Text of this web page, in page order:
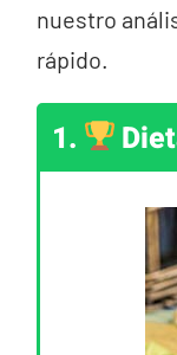
nuestro
rápido.
1.